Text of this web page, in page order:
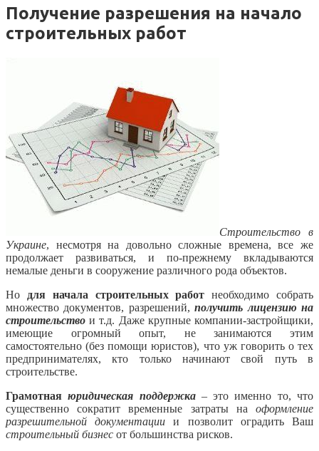
Получение разрешения на начало
строительных работ
Строительство в
Украине, несмотря на довольно сложные времена, все же
продолжает развиваться, и по-прежнему вкладываются
немалые деньги в сооружение различного рода объектов.
Но для начала строительных работ необходимо собрать
множество документов, разрешений,получить лицензию на
строительство и т.д. Даже крупные компании-застройщики,
имеющие огромный опыт, не занимаются этим
самостоятельно (без помощи юристов), что уж говорить о тех
предпринимателях, кто только начинают свой путь в
строительстве.
Грамотнаяюридическая поддержка– это именно то, что
существенно сократит временные затраты на оформление
разрешительной документации и позволит оградить Ваш
строительный бизнес от большинства рисков.